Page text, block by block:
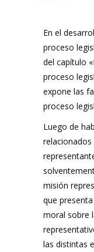
En el
proceso
del capítulo
proceso
expone las
proceso
Luego de
misión
que
moral sobre
las distintas